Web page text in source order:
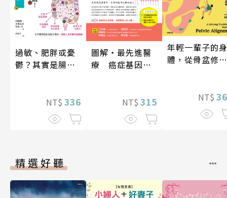
過敏、肥胖或憂
鬱？其實是腸道
NT$ 336
圖解‧最先進醫
療 癌症基因療
NT$ 315
年輕一輩子的身
體，從骨盆修復
動」，遠離小腹
凸出、肩頸僵
硬、慢性疼痛
NT$
精選好聽